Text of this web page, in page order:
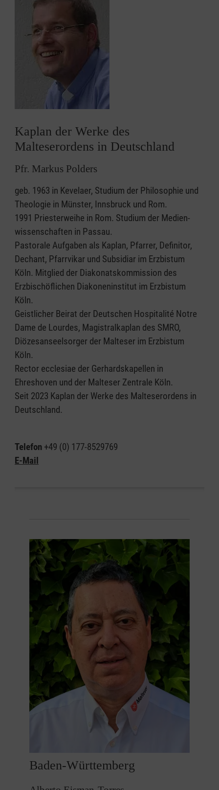
Kaplan der Werke des
Malteserordens in Deutschland
Pfr. Markus Polders
geb. 1963 in Kevelaer, Studium der Philosophie und
Theologie in Münster, Innsbruck und Rom.
1991 Priesterweihe in Rom. Studium der Medien-
wissenschaften in Passau.
Pastorale Aufgaben als Kaplan, Pfarrer, Definitor,
Dechant, Pfarrvikar und Subsidiar im Erzbistum
Köln. Mitglied der Diakonatskommission des
Erzbischöflichen Diakoneninstitut im Erzbistum
Köln.
Geistlicher Beirat der Deutschen Hospitalité Notre
Dame de Lourdes, Magistralkaplan des SMRO,
Diözesanseelsorger der Malteser im Erzbistum
Köln.
Rector ecclesiae der Gerhardskapellen in
Ehreshoven und der Malteser Zentrale Köln.
Seit 2023 Kaplan der Werke des Malteserordens in
Deutschland.
Telefon +49 (0) 177-8529769
E-Mail
Baden-Württemberg